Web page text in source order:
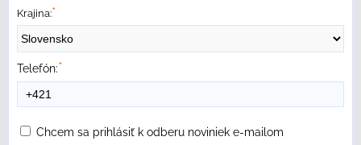
Krajina:*
Telefón:*
Chcem sa prihlásiť k odberu noviniek e-mailom